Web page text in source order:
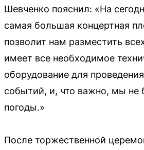
Шевченко пояснил: «На
самая большая концертная
позволит нам разместить
имеет все необходимое
оборудование для
событий, и, что важно, мы не
погоды.»
После торжественной